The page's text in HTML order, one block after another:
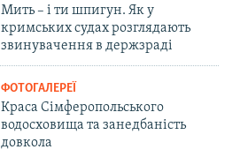
Мить – і ти шпигун. Як у
кримських судах розглядають
звинувачення в держзраді
ФОТОГАЛЕРЕЇ
Краса Сімферопольського
водосховища та занедбаність
довкола